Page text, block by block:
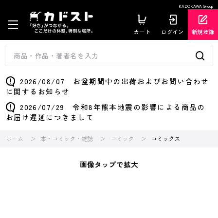
KADOKAWA Group
カート ログイン 新規登録
2026/08/07 お盆期間中の出荷およびお問い合わせ
に関するお知らせ
2026/07/29 令和8年熊本地震の影響による商品の
お届け遅延につきまして
ホーム 本・コミック・雑誌 コミック コミックス
画像タップで拡大